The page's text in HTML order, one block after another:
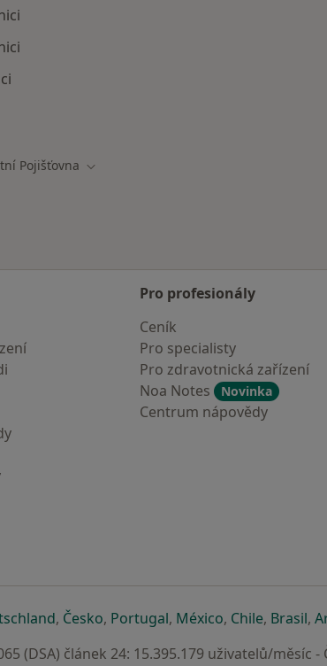
Pojišťovna Změna města
Pro profesionály
Ceník
Pro specialisty
Pro zdravotnická zařízení
Noa Notes
Novinka
Centrum nápovědy
záložce
v nové záložce
se otevře v nové záložce
, Českose otevře v nové záložce
, Portugalse otevře v nové
, Méxicose otevře v
, Chilese otevře
, Brasilse
,
(DSA) článek 24: 15.395.179 uživatelů/měsíc -